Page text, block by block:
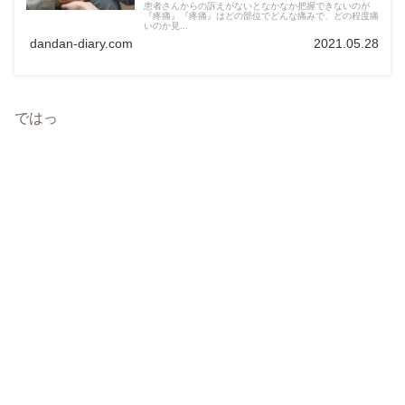
患者さんからの訴えがないとなかなか把握できないのが
『疼痛』『疼痛』はどの部位でどんな痛みで、どの程度痛
いのか見...
dandan-diary.com 2021.05.28
ではっ